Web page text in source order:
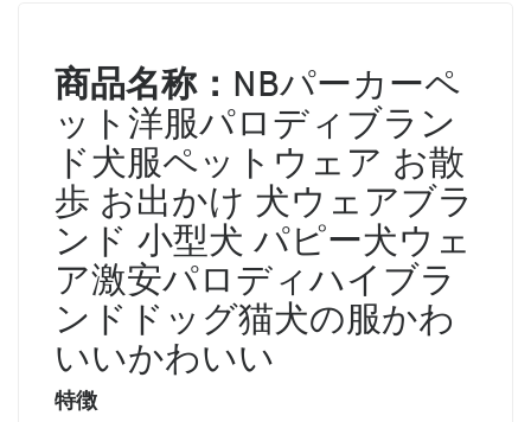
商品名称： NBパーカーペ
ット洋服パロディブラン
ド犬服ペットウェア お散
歩 お出かけ 犬ウェアブラ
ンド 小型犬 パピー犬ウェ
ア激安パロディハイブラ
ンドドッグ猫犬の服かわ
いいかわいい
特徴